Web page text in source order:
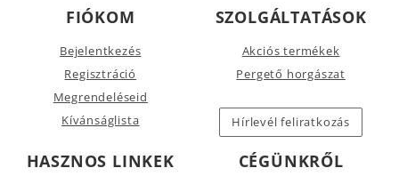
FIÓKOM
Bejelentkezés
Regisztráció
Megrendeléseid
Kívánságlista
SZOLGÁLTATÁSOK
Akciós termékek
Pergető horgászat
Hírlevél feliratkozás
HASZNOS LINKEK CÉGÜNKRŐL